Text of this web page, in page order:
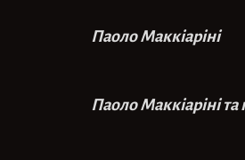
Паоло Маккіаріні
Паоло Маккіаріні